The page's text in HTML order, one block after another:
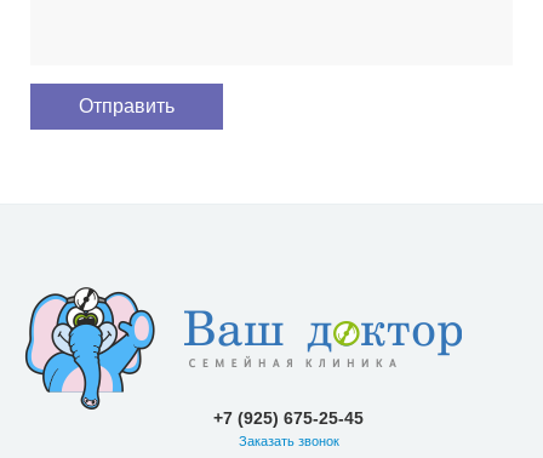
+7 (925) 675-25-45
Заказать звонок